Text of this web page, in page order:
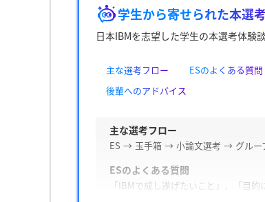
動画で知ろう
学生から寄せられた本選
日本IBMを志望した学生の本選考体験
主な選考フロー ESのよくある質問
後輩へのアドバイス
主な選考フロー
ES → 玉手箱 → 小論文選考 → グルー
ESのよくある質問
「IBMで成し遂げたいこと」、「目